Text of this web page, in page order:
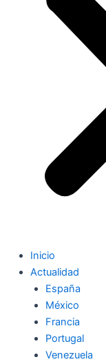
Inicio
Actualidad
España
México
Francia
Portugal
Venezuela